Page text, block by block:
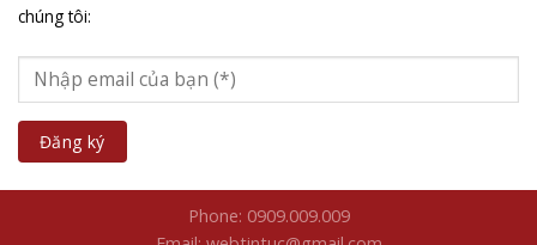
chúng tôi:
Phone: 0909.009.009